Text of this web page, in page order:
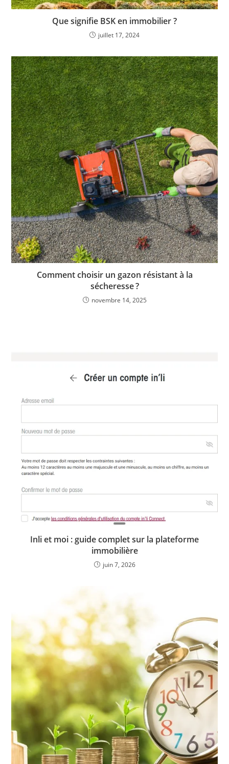
Que signifie BSK en immobilier ?
juillet 17, 2024
Comment choisir un gazon résistant à la
sécheresse ?
novembre 14, 2025
Inli et moi : guide complet sur la plateforme
immobilière
juin 7, 2026